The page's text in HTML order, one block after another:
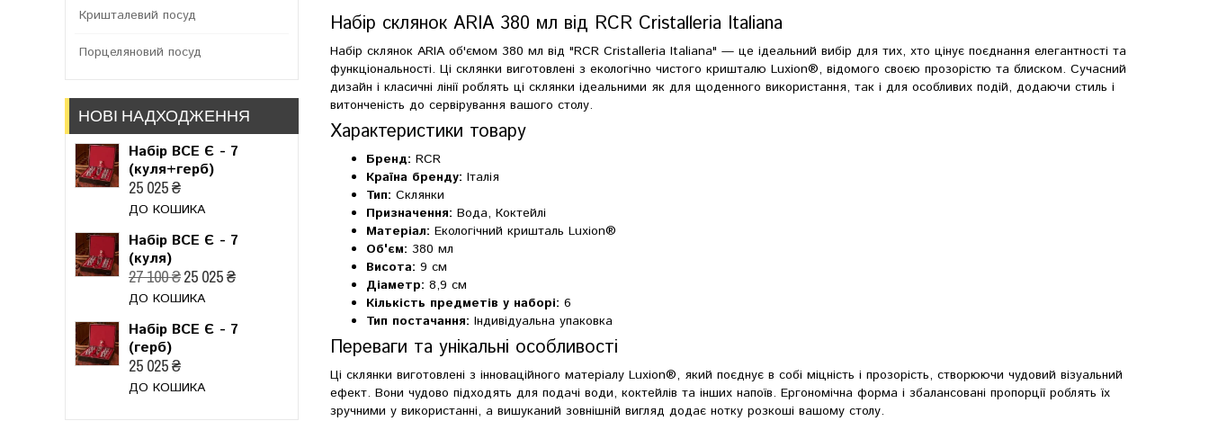
Кришталевий посуд
Порцеляновий посуд
НОВІ НАДХОДЖЕННЯ
Набір ВСЕ Є - 7
(куля+герб)
25 025 ₴
ДО КОШИКА
Набір ВСЕ Є - 7
(куля)
27 100 ₴25 025 ₴
ДО КОШИКА
Набір ВСЕ Є - 7
(герб)
25 025 ₴
ДО КОШИКА
Набір склянок ARIA 380 мл від RCR Cristalleria Italiana
Набір склянок ARIA об'ємом 380 мл від "RCR Cristalleria Italiana" — це ідеальний вибір для тих, хто цінує поєднання елегантності та
функціональності. Ці склянки виготовлені з екологічно чистого кришталю Luxion®, відомого своєю прозорістю та блиском. Сучасний
дизайн і класичні лінії роблять ці склянки ідеальними як для щоденного використання, так і для особливих подій, додаючи стиль і
витонченість до сервірування вашого столу.
Характеристики товару
Бренд: RCR
Країна бренду: Італія
Тип: Склянки
Призначення: Вода, Коктейлі
Матеріал: Екологічний кришталь Luxion®
Об'єм: 380 мл
Висота: 9 см
Діаметр: 8,9 см
Кількість предметів у наборі: 6
Тип постачання: Індивідуальна упаковка
Переваги та унікальні особливості
Ці склянки виготовлені з інноваційного матеріалу Luxion®, який поєднує в собі міцність і прозорість, створюючи чудовий візуальний
ефект. Вони чудово підходять для подачі води, коктейлів та інших напоїв. Ергономічна форма і збалансовані пропорції роблять їх
зручними у використанні, а вишуканий зовнішній вигляд додає нотку розкоші вашому столу.